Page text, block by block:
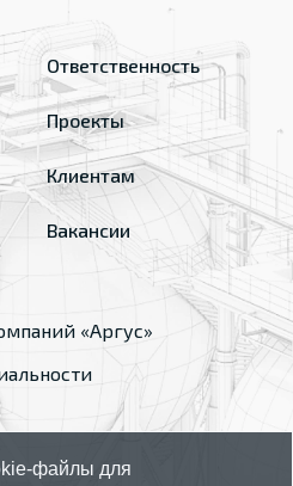
Ответственность
Проекты
Клиентам
Вакансии
«Аргус»
файлы для